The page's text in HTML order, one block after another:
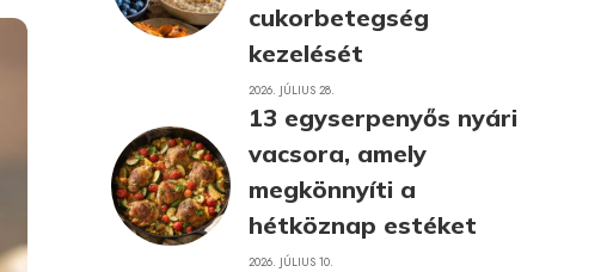
cukorbetegség
kezelését
2026. JÚLIUS 28.
13 egyserpenyős nyári
vacsora, amely
megkönnyíti a
hétköznap estéket
2026. JÚLIUS 10.